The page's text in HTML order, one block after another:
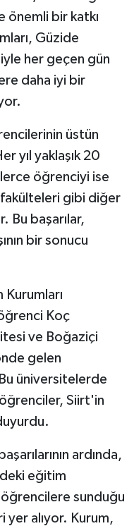
önemli bir katkı
Güzide
her geçen gün
daha iyi bir
üstün
yıl yaklaşık 20
öğrenciyi ise
gibi diğer
Bu başarılar,
bir sonucu
Koç
ve Boğaziçi
gelen
üniversitelerde
Siirt'in
ardında,
eğitim
öğrencilere sunduğu
alıyor. Kurum,